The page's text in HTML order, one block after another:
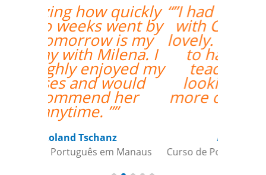
“”I had my second class
with Carol and it was
lovely. I am very happy
to have her as my
teacher and I am
looking forward to
more classes with her.
Ariana Maher
Curso de Português em Florianópolis